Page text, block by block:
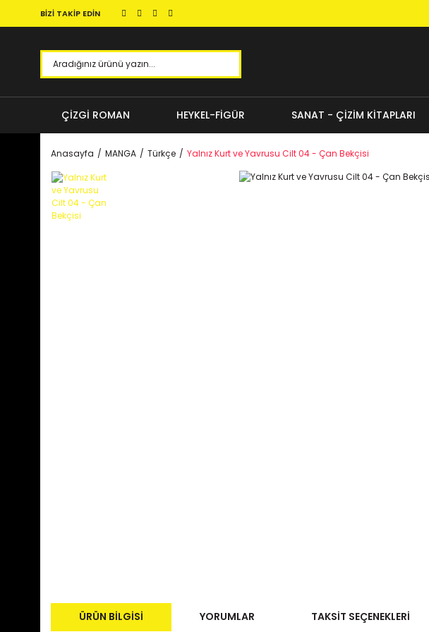
BİZİ TAKİP EDİN
ÇİZGİ ROMAN HEYKEL-FİGÜR SANAT - ÇİZİM KİTAPLARI
Anasayfa MANGA Türkçe Yalnız Kurt ve Yavrusu Cilt 04 - Çan Bekçisi
ÜRÜN BILGISI YORUMLAR TAKSIT SEÇENEKLERI